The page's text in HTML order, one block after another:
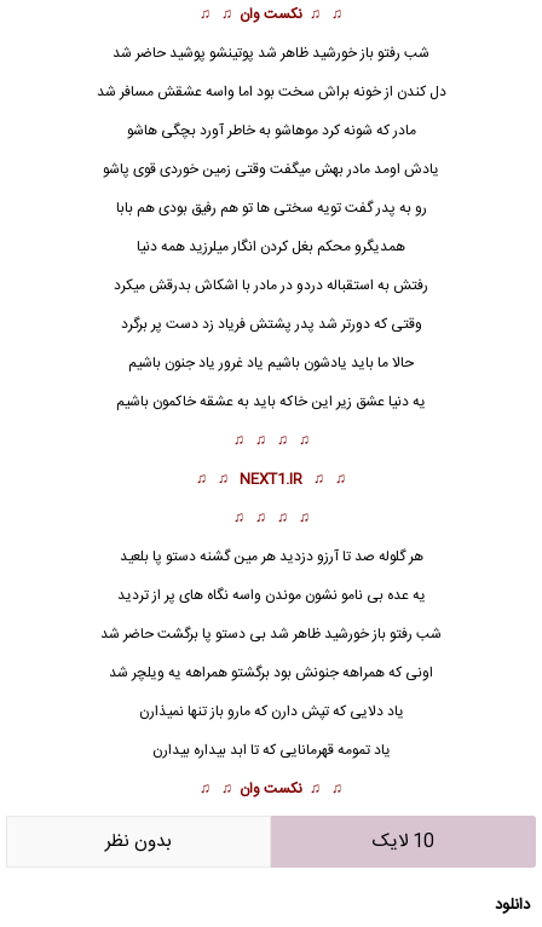
♫ ♫ نکست وان ♫ ♫
شب رفتو باز خورشید ظاهر شد پوتینشو پوشید حاضر شد
دل کندن از خونه براش سخت بود اما واسه عشقش مسافر شد
مادر که شونه کرد موهاشو به خاطر آورد بچگی هاشو
یادش اومد مادر بهش میگفت وقتی زمین خوردی قوی پاشو
رو به پدر گفت تویه سختی ها تو هم رفیق بودی هم بابا
همدیگرو محکم بغل کردن انگار میلرزید همه دنیا
رفتش به استقباله دردو در مادر با اشکاش بدرقش میکرد
وقتی که دورتر شد پدر پشتش فریاد زد دست پر برگرد
حالا ما باید یادشون باشیم یاد غرور یاد جنون باشیم
یه دنیا عشق زیر این خاکه باید به عشقه خاکمون باشیم
♫ ♫ ♫ ♫
♫ ♫
NEXT1.IR
♫ ♫
♫ ♫ ♫ ♫
هر گلوله صد تا آرزو دزدید هر مین گشنه دستو پا بلعید
یه عده بی نامو نشون موندن واسه نگاه های پر از تردید
شب رفتو باز خورشید ظاهر شد بی دستو پا برگشت حاضر شد
اونی که همراهه جنونش بود برگشتو همراهه یه ویلچر شد
یاد دلایی که تپش دارن که مارو باز تنها نمیذارن
یاد تمومه قهرمانایی که تا ابد بیداره بیدارن
♫ ♫ نکست وان ♫ ♫
10 لایک بدون نظر
دانلود